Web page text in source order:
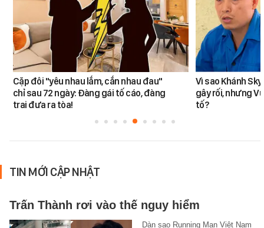
Cặp đôi "yêu nhau lắm, cắn nhau đau"
chỉ sau 72 ngày: Đàng gái tố cáo, đàng
trai đưa ra tòa!
Vì sao Khánh
gây rối, nhưng
tố?
TIN MỚI CẬP NHẬT
Trấn Thành rơi vào thế nguy hiểm
Dàn sao Running Man Việt Nam